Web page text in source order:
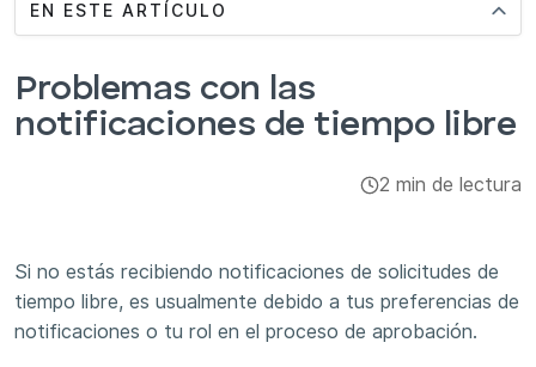
Integraciones y complementos
Administración
Aplicaciones
EN ESTE ARTÍCULO
Problemas con las
notificaciones de tiempo libre
2 min de lectura
Si no estás recibiendo notificaciones de solicitudes de
tiempo libre, es usualmente debido a tus preferencias de
notificaciones o tu rol en el proceso de aprobación.